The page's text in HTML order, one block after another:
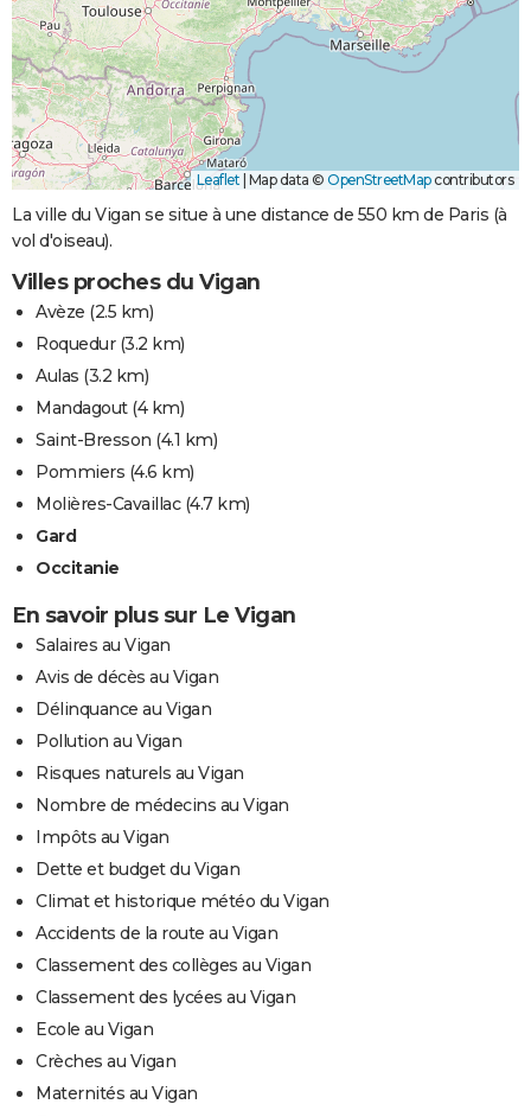
Leaflet Map data © OpenStreetMapcontributors
La ville du Vigan se situe à une distance de 550 km de Paris (à
vol d'oiseau).
Villes proches du Vigan
Avèze (2.5 km)
Roquedur(3.2 km)
Aulas (3.2 km)
Mandagout(4 km)
Saint-Bresson (4.1 km)
Pommiers (4.6 km)
Molières-Cavaillac(4.7 km)
Gard
Occitanie
En savoir plus sur Le Vigan
Salaires au Vigan
Avis de décès au Vigan
Délinquance au Vigan
Pollution au Vigan
Risques naturels au Vigan
Nombre de médecins au Vigan
Impôts au Vigan
Dette et budget du Vigan
Climat et historique météo du Vigan
Accidents de la route au Vigan
Classement des collèges au Vigan
Classement des lycées au Vigan
Ecole au Vigan
Crèches au Vigan
Maternités au Vigan